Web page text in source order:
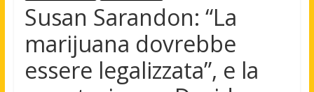
Susan Sarandon: “La
marijuana dovrebbe
essere legalizzata”, e la